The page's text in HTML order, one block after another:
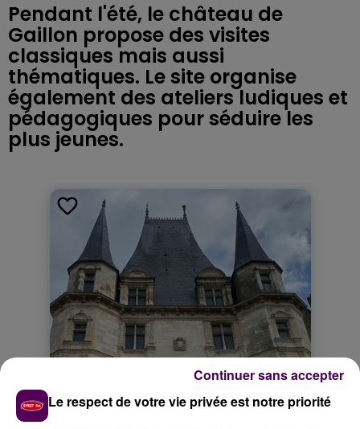
Pendant l'été, le château de
Gaillon propose des visites
classiques mais aussi
thématiques. Le site organise
également des ateliers ludiques et
pédagogiques pour séduire les
plus jeunes.
Le respect de votre vie privée est notre priorité
Continuer sans accepter